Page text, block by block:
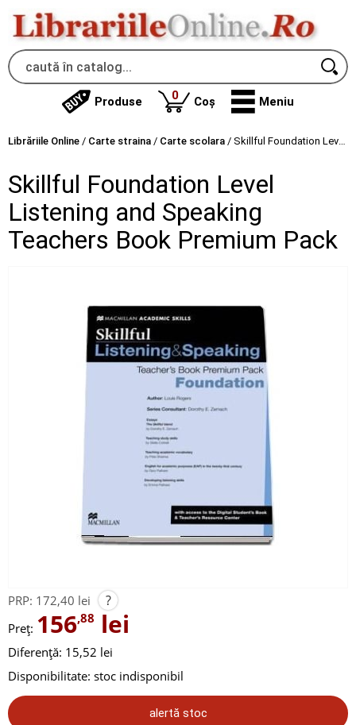
Produse 0produse
Coș Meniu
Librăriile Online / Carte straina / Carte scolara / Skillful Foundation Level Listening and Speaking Teachers Book Premium Pack
Skillful Foundation Level
Listening and Speaking
Teachers Book Premium Pack
PRP: 172,40 lei ?
Preț: 156,88 lei
Diferență: 15,52 lei
Disponibilitate: stoc indisponibil
alertă stoc